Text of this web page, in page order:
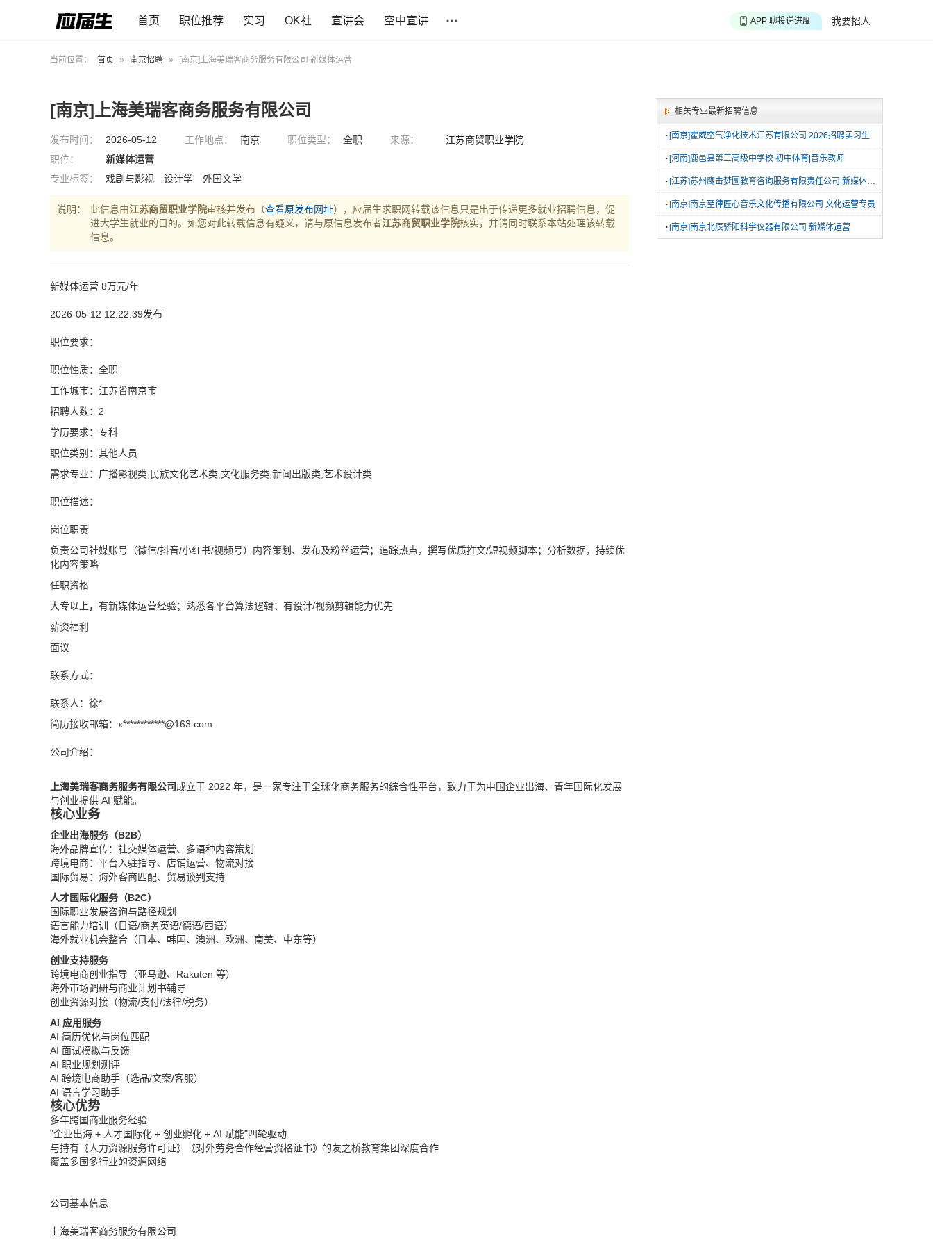
首页 职位推荐 实习 OK社 宣讲会 空中宣讲 我要招人
APP 聊投递进度
当前位置： 首页 » 南京招聘 » [南京]上海美瑞客商务服务有限公司 新媒体运营
[南京]上海美瑞客商务服务有限公司
发布时间： 2026-05-12 工作地点： 南京 职位类型： 全职 来源：
江苏商贸职业学院
职位：
新媒体运营
专业标签：
戏剧与影视 设计学 外国文学
说明： 此信息由江苏商贸职业学院审核并发布（查看原发布网址），应届生求职网转载该信息只是出于传递更多就业招聘信息，促
进大学生就业的目的。如您对此转载信息有疑义，请与原信息发布者江苏商贸职业学院核实，并请同时联系本站处理该转载
信息。
新媒体运营 8万元/年
2026-05-12 12:22:39发布
职位要求：
职位性质：全职
工作城市：江苏省南京市
招聘人数：2
学历要求：专科
职位类别：其他人员
需求专业：广播影视类,民族文化艺术类,文化服务类,新闻出版类,艺术设计类
职位描述：
岗位职责
负责公司社媒账号（微信/抖音/小红书/视频号）内容策划、发布及粉丝运营；追踪热点，撰写优质推文/短视频脚本；分析数据，持续优
化内容策略
任职资格
大专以上，有新媒体运营经验；熟悉各平台算法逻辑；有设计/视频剪辑能力优先
薪资福利
面议
联系方式：
联系人：徐*
简历接收邮箱：x************@163.com
公司介绍：
上海美瑞客商务服务有限公司成立于 2022 年，是一家专注于全球化商务服务的综合性平台，致力于为中国企业出海、青年国际化发展
与创业提供 AI 赋能。
核心业务
企业出海服务（B2B）
海外品牌宣传：社交媒体运营、多语种内容策划
跨境电商：平台入驻指导、店铺运营、物流对接
国际贸易：海外客商匹配、贸易谈判支持
人才国际化服务（B2C）
国际职业发展咨询与路径规划
语言能力培训（日语/商务英语/德语/西语）
海外就业机会整合（日本、韩国、澳洲、欧洲、南美、中东等）
创业支持服务
跨境电商创业指导（亚马逊、Rakuten 等）
海外市场调研与商业计划书辅导
创业资源对接（物流/支付/法律/税务）
AI 应用服务
AI 简历优化与岗位匹配
AI 面试模拟与反馈
AI 职业规划测评
AI 跨境电商助手（选品/文案/客服）
AI 语言学习助手
核心优势
多年跨国商业服务经验
"企业出海 + 人才国际化 + 创业孵化 + AI 赋能"四轮驱动
与持有《人力资源服务许可证》《对外劳务合作经营资格证书》的友之桥教育集团深度合作
覆盖多国多行业的资源网络
公司基本信息
上海美瑞客商务服务有限公司
相关专业最新招聘信息
· [南京]霍威空气净化技术江苏有限公司 2026招聘实习生
· [河南]鹿邑县第三高级中学校 初中体育|音乐教师
· [江苏]苏州鹰击梦圆教育咨询服务有限责任公司 新媒体运营
· [南京]南京至律匠心音乐文化传播有限公司 文化运营专员
· [南京]南京北辰骄阳科学仪器有限公司 新媒体运营